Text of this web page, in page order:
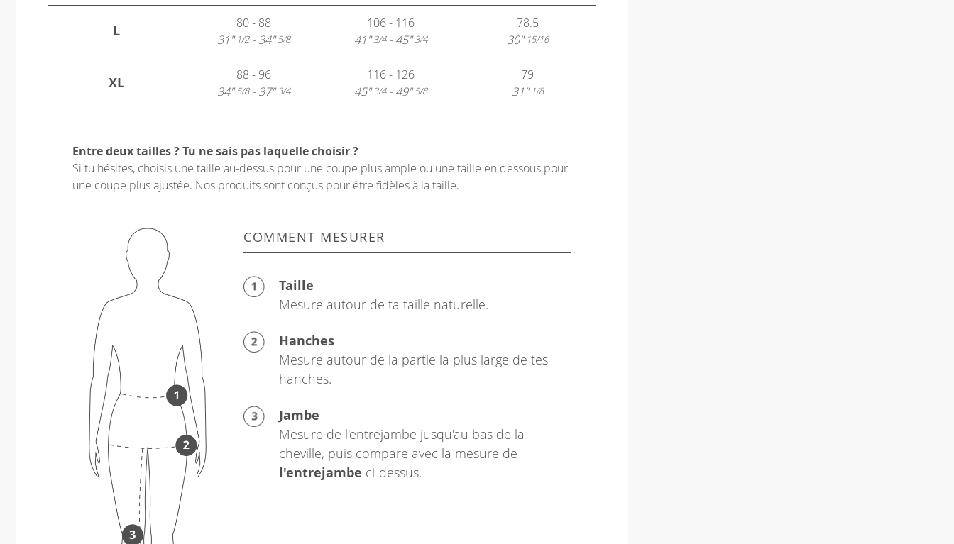
L
80 - 88
31"1/2- 34"5/8
106 - 116
41"3/4- 45"3/4
78.5
30"15/16
XL
88 - 96
34"5/8- 37"3/4
116 - 126
45"3/4- 49"5/8
79
31"1/8
Entre deux tailles ? Tu ne sais pas laquelle choisir ?
Si tu hésites, choisis une taille au-dessus pour une coupe plus ample ou une taille en dessous pour
une coupe plus ajustée. Nos produits sont conçus pour être fidèles à la taille.
COMMENT MESURER
Taille
Mesure autour de ta taille naturelle.
Hanches
Mesure autour de la partie la plus large de tes
hanches.
Jambe
Mesure de l'entrejambe jusqu'au bas de la
cheville, puis compare avec la mesure de
l'entrejambe ci-dessus.